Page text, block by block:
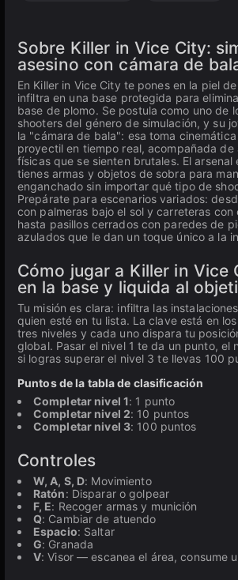
Sobre Killer in Vice City:
asesino con cámara de
En Killer in Vice City te pones en la piel
infiltra en una base protegida para
base de plomo. Se postula como uno de
shooters del género de simulación, y su
la "cámara de bala": esa toma
proyectil en tiempo real, acompañada de
físicas que se sienten brutales. El arsenal
tienes armas y objetos de sobra para
enganchado sin importar qué tipo de
Prepárate para escenarios variados:
con palmeras bajo el sol y carreteras con
hasta pasillos cerrados con paredes de
azulados que le dan un toque único a la
Cómo jugar a Killer in Vice
en la base y liquida al
Tu misión es clara: infiltra las
quien esté en tu lista. La clave está en
tres niveles y cada uno dispara tu
global. Pasar el nivel 1 te da un punto, el
si logras superar el nivel 3 te llevas 100
Puntos de la tabla de clasificación
Completar nivel 1: 1 punto
Completar nivel 2: 10 puntos
Completar nivel 3: 100 puntos
Controles
W, A, S, D: Movimiento
Ratón: Disparar o golpear
F, E: Recoger armas y munición
Q: Cambiar de atuendo
Espacio: Saltar
G: Granada
V: Visor — escanea el área, consume